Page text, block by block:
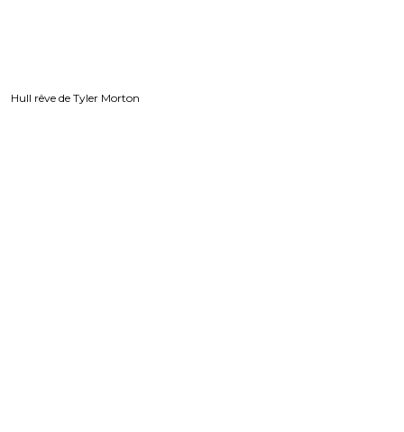
Hull rêve de Tyler Morton